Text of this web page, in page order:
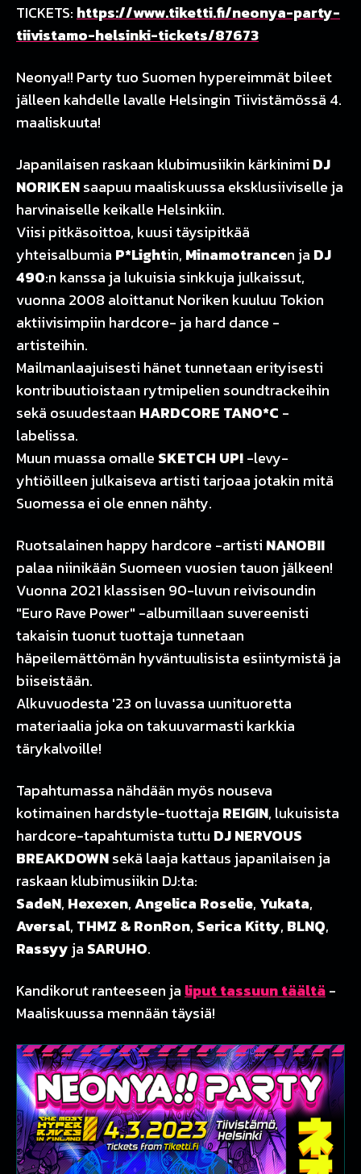
TICKETS: https://www.tiketti.fi/neonya-party-
tiivistamo-helsinki-tickets/87673
Neonya!! Party tuo Suomen hypereimmät bileet
jälleen kahdelle lavalle Helsingin Tiivistämössä 4.
maaliskuuta!
Japanilaisen raskaan klubimusiikin kärkinimi DJ
NORIKENsaapuu maaliskuussa eksklusiiviselle ja
harvinaiselle keikalle Helsinkiin.
Viisi pitkäsoittoa, kuusi täysipitkää
yhteisalbumia P*Lightin, Minamotrancen ja DJ
490:n kanssa ja lukuisia sinkkuja julkaissut,
vuonna 2008 aloittanut Noriken kuuluu Tokion
aktiivisimpiin hardcore- ja hard dance -
artisteihin.
Mailmanlaajuisesti hänet tunnetaan erityisesti
kontribuutioistaan rytmipelien soundtrackeihin
sekä osuudestaan HARDCORE TANO*C -
labelissa.
Muun muassa omalle SKETCH UP!-levy-
yhtiöilleen julkaiseva artisti tarjoaa jotakin mitä
Suomessa ei ole ennen nähty.
Ruotsalainen happy hardcore -artisti NANOBII
palaa niinikään Suomeen vuosien tauon jälkeen!
Vuonna 2021 klassisen 90-luvun reivisoundin
"Euro Rave Power" -albumillaan suvereenisti
takaisin tuonut tuottaja tunnetaan
häpeilemättömän hyväntuulisista esiintymistä ja
biiseistään.
Alkuvuodesta '23 on luvassa uunituoretta
materiaalia joka on takuuvarmasti karkkia
tärykalvoille!
Tapahtumassa nähdään myös nouseva
kotimainen hardstyle-tuottaja REIGIN, lukuisista
hardcore-tapahtumista tuttu DJ NERVOUS
BREAKDOWNsekä laaja kattaus japanilaisen ja
raskaan klubimusiikin DJ:ta:
SadeN, Hexexen,Angelica Roselie, Yukata,
Aversal, THMZ & RonRon, Serica Kitty, BLNQ,
Rassyy ja SARUHO.
Kandikorut ranteeseen ja liput tassuun täältä-
Maaliskuussa mennään täysiä!